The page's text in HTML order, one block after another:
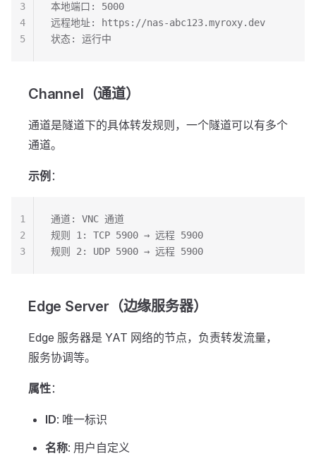
本地端口: 5000
远程地址: https://nas-abc123.myroxy.dev
状态: 运行中
3
4
5
Channel（通道）
通道是隧道下的具体转发规则，一个隧道可以有多个
通道。
示例 ：
通道: VNC 通道
规则 1: TCP 5900 → 远程 5900
规则 2: UDP 5900 → 远程 5900
1
2
3
Edge Server（边缘服务器）
Edge 服务器是 YAT 网络的节点，负责转发流量，
服务协调等。
属性：
ID: 唯一标识
名称: 用户自定义